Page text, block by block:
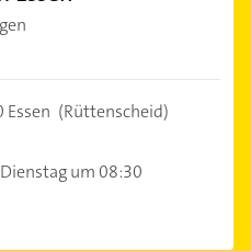
(Rüttenscheid)
um 08:30